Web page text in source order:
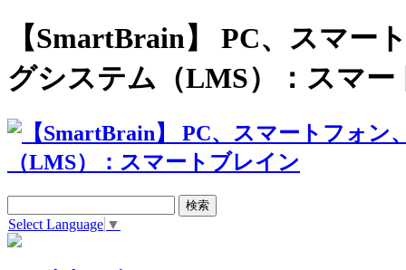
【SmartBrain】 PC、スマー
グシステム（LMS）：スマー
Select Language ▼